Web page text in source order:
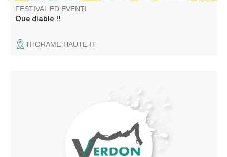
FESTIVAL ED EVENTI
Que diable !!
THORAME-HAUTE-IT
(Tsiganes, mongols, Touaregs…) animé par trois cheffes